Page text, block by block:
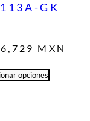
GK
MXN
opciones